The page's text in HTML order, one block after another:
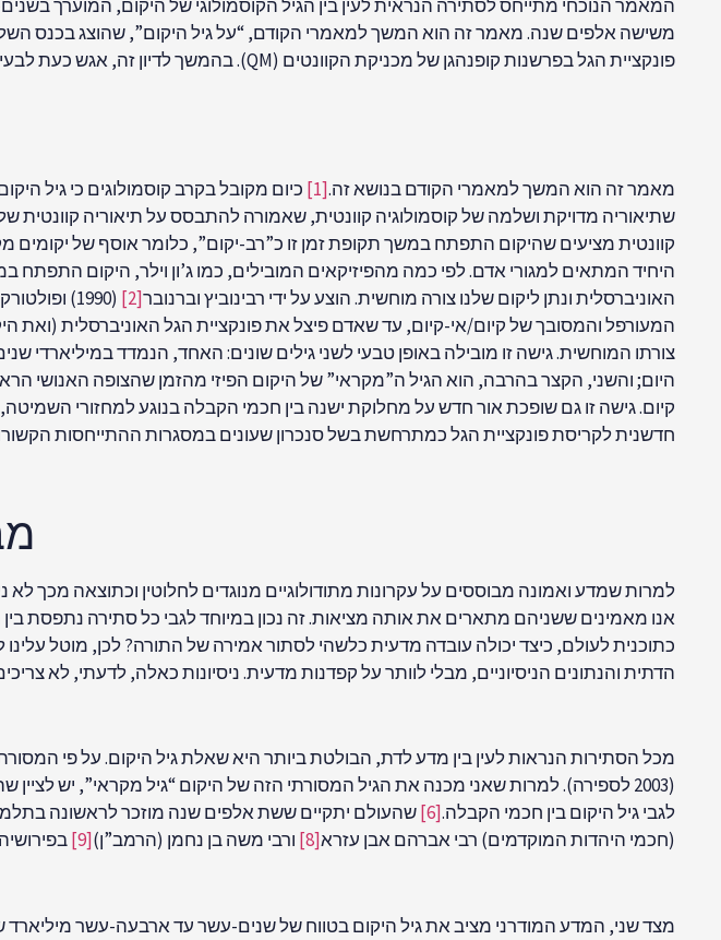
המאמר הנוכחי מתייחס לסתירה הנראית לעין בין הגיל הקוסמולוגי של היקום, המוערך
משישה אלפים שנה. מאמר זה הוא המשך למאמרי הקודם, “על גיל היקום”, שהוצג בכנס
פונקציית הגל בפרשנות קופנהגן של מכניקת הקוונטים (QM). בהמשך לדיון זה, אגש כעת לבעיה מנקודת מבט מעט שונה של פרשנות העולמות המרובים של QM.
מאמר זה הוא המשך למאמרי הקודם בנושא זה.[1] כיום מקובל בקרב קוסמולוגים כי גיל
שתיאוריה מדויקת ושלמה של קוסמולוגיה קוונטית, שאמורה להתבסס על תיאוריה קוונטית
קוונטית מציעים שהיקום התפתח במשך תקופת זמן זו כ”רב-יקום”, כלומר אוסף של יקומים
היחיד המתאים למגורי אדם. לפי כמה מהפיזיקאים המובילים, כמו ג’ון וילר, היקום
האוניברסלית ונתן ליקום שלנו צורה מוחשית. הוצע על ידי רבינוביץ וברנובר[2] (1990) ופולטורק
המעורפל והמסובך של קיום/אי-קיום, עד שאדם פיצל את פונקציית הגל האוניברסלית (ואת
צורתו המוחשית. גישה זו מובילה באופן טבעי לשני גילים שונים: האחד, הנמדד
היום; והשני, הקצר בהרבה, הוא הגיל ה”מקראי” של היקום הפיזי מהזמן שהצופה האנושי
קיום. גישה זו גם שופכת אור חדש על מחלוקת ישנה בין חכמי הקבלה בנוגע למחזורי
חדשנית לקריסת פונקציית הגל כמתרחשת בשל סנכרון שעונים במסגרות ההתייחסות
למרות שמדע ואמונה מבוססים על עקרונות מתודולוגיים מנוגדים לחלוטין וכתוצאה מכך
אנו מאמינים ששניהם מתארים את אותה מציאות. זה נכון במיוחד לגבי כל סתירה נתפסת
כתוכנית לעולם, כיצד יכולה עובדה מדעית כלשהי לסתור אמירה של התורה? לכן, מוטל
הדתית והנתונים הניסיוניים, מבלי לוותר על קפדנות מדעית. ניסיונות כאלה, לדעתי, לא
(2003 לספירה). למרות שאני מכנה את הגיל המסורתי הזה של היקום “גיל מקראי”, יש לציין שהתנ”ך אינו מזכיר במפורש מתי נברא העולם. הרבנים מסיקים גיל זה בעקיפין
לגבי גיל היקום בין חכמי הקבלה.[6] שהעולם יתקיים ששת אלפים שנה מוזכר לראשונה
(חכמי היהדות המוקדמים) רבי אברהם אבן עזרא[8] ורבי משה בן נחמן (הרמב”ן)[9]
מצד שני, המדע המודרני מציב את גיל היקום בטווח של שנים-עשר עד ארבעה-עשר מיליארד